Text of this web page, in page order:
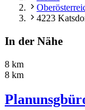
4223
In der Nähe
8 km
8 km